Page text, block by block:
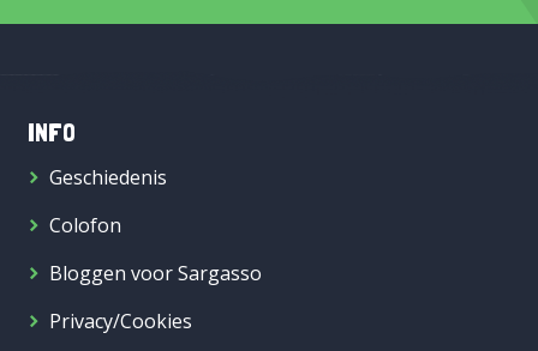
INFO
Geschiedenis
Colofon
Bloggen voor Sargasso
Privacy/Cookies